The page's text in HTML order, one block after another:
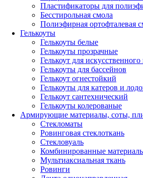
Пластификаторы для
Бесстирольная смола
Полиэфирная ортофталевая
Гелькоуты
Гелькоуты белые
Гелькоуты прозрачные
Гелькоут для
Гелькоуты для бассейнов
Гелькоут огнестойкий
Гелькоуты для катеров и
Гелькоут сантехнический
Гелькоуты колерованые
Армирующие материалы, соты,
Стекломаты
Ровинговая стеклоткань
Стекловуаль
Комбинированные
Мультиаксиальная ткань
Ровинги